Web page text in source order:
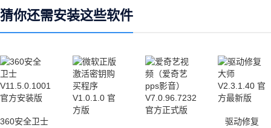
猜你还需安装这些软件
360安全卫士
驱动修复